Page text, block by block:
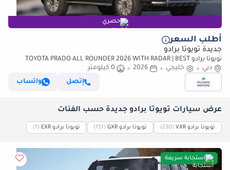
حصري
أطلب السعر
جديدة تويوتا برادو
تويوتا برادو TOYOTA PRADO ALL ROUNDER 2026 WITH RADAR | BEST
PRICE | PLEASE CONTACT
دبي خليجي 2026
0 كيلومتر
إتصل
واتساب
عرض سيارات تويوتا برادو جديدة حسب الفئات
تويوتا برادو VXR ‏(230) تويوتا برادو GXR ‏(151) تويوتا برادو EXR ‏(1)
استجابة سريعة